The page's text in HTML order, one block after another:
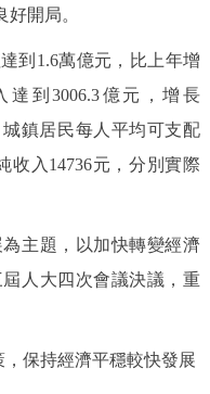
詢 我要建議
圖説互動
人文北京
開局。
1.6萬億元，比上年增
達到3006.3億元，增長
城鎮居民每人平均可支配
收入14736元，分別實際
主題，以加快轉變經濟
人大四次會議決議，重
保持經濟平穩較快發展